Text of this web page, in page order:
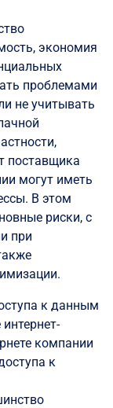
экономия
проблемами
не учитывать
поставщика
могут иметь
В этом
риски, с
при
к данным
компании
к